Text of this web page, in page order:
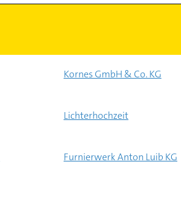
Kornes GmbH & Co. KG
Lichterhochzeit
Furnierwerk Anton Luib KG